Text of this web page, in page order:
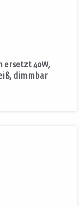
ersetzt 40W,
dimmbar